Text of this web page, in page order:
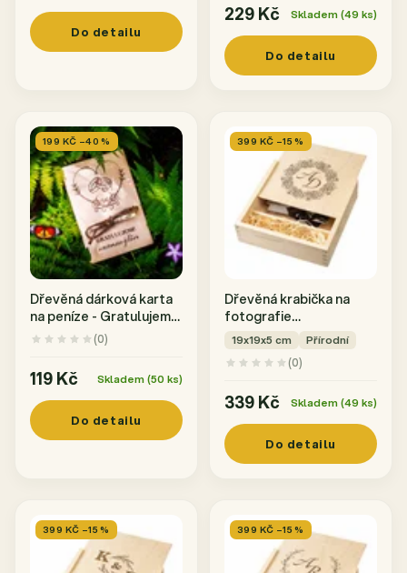
Do detailu
229 Kč Skladem (49 ks)
Do detailu
199 KČ –40 %
Dřevěná dárková karta
na peníze - Gratulujeme
novomanželům
(0)
119 Kč Skladem (50 ks)
Do detailu
399 KČ –15 %
Dřevěná krabička na
fotografie
10x15 s gravírováním
19x19x5 cm
Přírodní
(0)
339 Kč Skladem (49 ks)
Do detailu
399 KČ –15 % 399 KČ –15 %